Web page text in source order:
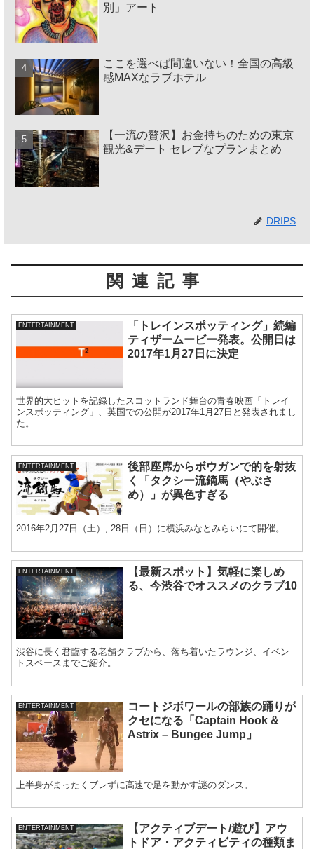
別」アート
ここを選べば間違いない！全国の高級
感MAXなラブホテル
【一流の贅沢】お金持ちのための東京
観光&デート セレブなプランまとめ
DRIPS
関連記事
ENTERTAINMENT
「トレインスポッティング」続編
ティザームービー発表。公開日は
2017年1月27日に決定
世界的大ヒットを記録したスコットランド舞台の青春映画「トレイ
ンスポッティング」、英国での公開が2017年1月27日と発表されまし
た。
ENTERTAINMENT
後部座席からボウガンで的を射抜
く「タクシー流鏑馬（やぶさ
め）」が異色すぎる
2016年2月27日（土）, 28日（日）に横浜みなとみらいにて開催。
ENTERTAINMENT
【最新スポット】気軽に楽しめ
る、今渋谷でオススメのクラブ10
渋谷に長く君臨する老舗クラブから、落ち着いたラウンジ、イベン
トスペースまでご紹介。
ENTERTAINMENT
コートジボワールの部族の踊りが
クセになる「Captain Hook &
Astrix – Bungee Jump」
上半身がまったくブレずに高速で足を動かす謎のダンス。
ENTERTAINMENT
【アクティブデート/遊び】アウ
トドア・アクティビティの種類ま